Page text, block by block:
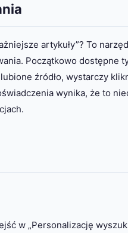
artykuły”? To
Początkowo dostępne
źródło, wystarczy
wynika, że to
w „Personalizację